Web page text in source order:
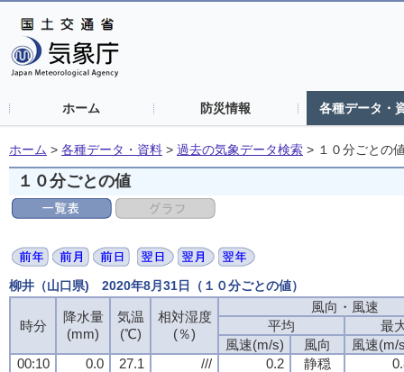
ホーム 防災情報 各種データ・
ホーム > 各種データ・資料 > 過去の気象データ検索 > １０分ごとの
１０分ごとの値
柳井（山口県) 2020年8月31日（１０分ごとの値）
時分
降水量
(mm)
気温
(℃)
相対湿度
(％)
風向・風速
平均
最
風速(m/s)
風向
風速(m/
00:10
0.0 27.1 /// 0.2 静穏